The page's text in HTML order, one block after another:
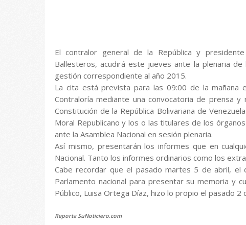
El contralor general de la República y
Ballesteros, acudirá este jueves ante la plenaria
gestión correspondiente al año 2015.
La cita está prevista para las 09:00 de la mañana
Contraloría mediante una convocatoria de prensa
Constitución de la República Bolivariana de
Moral Republicano y los o las titulares de los
ante la Asamblea Nacional en sesión plenaria.
Así mismo, presentarán los informes que en
Nacional. Tanto los informes ordinarios como los
Cabe recordar que el pasado martes 5 de abril, el
Parlamento nacional para presentar su memoria y
Público, Luisa Ortega Díaz, hizo lo propio el pasado 2
Reporta SuNoticiero.com